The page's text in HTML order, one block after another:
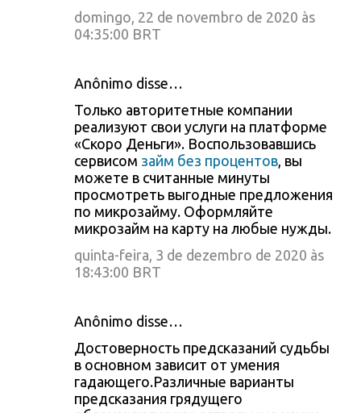
domingo, 22 de novembro de 2020 às
04:35:00 BRT
Anônimo disse…
Только авторитетные компании
реализуют свои услуги на платформе
«Скоро Деньги». Воспользовавшись
сервисом займ без процентов, вы
можете в считанные минуты
просмотреть выгодные предложения
по микрозайму. Оформляйте
микрозайм на карту на любые нужды.
quinta-feira, 3 de dezembro de 2020 às
18:43:00 BRT
Anônimo disse…
Достоверность предсказаний судьбы
в основном зависит от умения
гадающего.Различные варианты
предсказания грядущего